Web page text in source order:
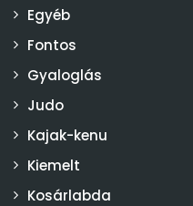
Egyéb
Fontos
Gyaloglás
Judo
Kajak-kenu
Kiemelt
Kosárlabda